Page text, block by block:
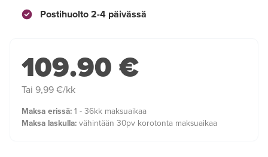
Postihuolto 2-4 päivässä
109.90 €
Tai 9,99 €/kk
Maksa erissä: 1 - 36kk maksuaikaa
Maksa laskulla: vähintään 30pv korotonta maksuaikaa